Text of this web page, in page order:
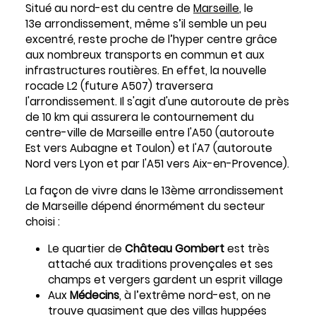
Situé au nord-est du centre de Marseille, le
13e arrondissement, même s’il semble un peu
excentré, reste proche de l’hyper centre grâce
aux nombreux transports en commun et aux
infrastructures routières. En effet, la nouvelle
rocade L2 (future A507) traversera
l'arrondissement. Il s'agit d'une autoroute de près
de 10 km qui assurera le contournement du
centre-ville de Marseille entre l'A50 (autoroute
Est vers Aubagne et Toulon) et l'A7 (autoroute
Nord vers Lyon et par l'A51 vers Aix-en-Provence).
La façon de vivre dans le 13ème arrondissement
de Marseille dépend énormément du secteur
choisi :
Le quartier de Château Gombertest très
attaché aux traditions provençales et ses
champs et vergers gardent un esprit village
AuxMédecins, à l’extrême nord-est, on ne
trouve quasiment que des villas huppées